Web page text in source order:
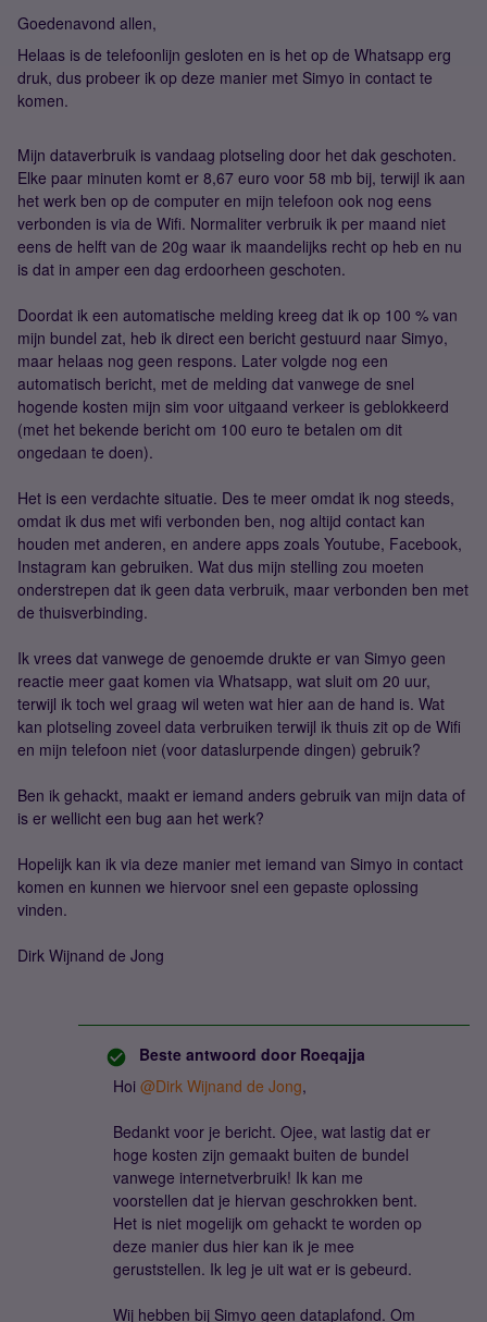
Goedenavond allen,
Helaas is de telefoonlijn gesloten en is het op de Whatsapp erg
druk, dus probeer ik op deze manier met Simyo in contact te
komen.
Mijn dataverbruik is vandaag plotseling door het dak geschoten.
Elke paar minuten komt er 8,67 euro voor 58 mb bij, terwijl ik aan
het werk ben op de computer en mijn telefoon ook nog eens
verbonden is via de Wifi. Normaliter verbruik ik per maand niet
eens de helft van de 20g waar ik maandelijks recht op heb en nu
is dat in amper een dag erdoorheen geschoten.
Doordat ik een automatische melding kreeg dat ik op 100 % van
mijn bundel zat, heb ik direct een bericht gestuurd naar Simyo,
maar helaas nog geen respons. Later volgde nog een
automatisch bericht, met de melding dat vanwege de snel
hogende kosten mijn sim voor uitgaand verkeer is geblokkeerd
(met het bekende bericht om 100 euro te betalen om dit
ongedaan te doen).
Het is een verdachte situatie. Des te meer omdat ik nog steeds,
omdat ik dus met wifi verbonden ben, nog altijd contact kan
houden met anderen, en andere apps zoals Youtube, Facebook,
Instagram kan gebruiken. Wat dus mijn stelling zou moeten
onderstrepen dat ik geen data verbruik, maar verbonden ben met
de thuisverbinding.
Ik vrees dat vanwege de genoemde drukte er van Simyo geen
reactie meer gaat komen via Whatsapp, wat sluit om 20 uur,
terwijl ik toch wel graag wil weten wat hier aan de hand is. Wat
kan plotseling zoveel data verbruiken terwijl ik thuis zit op de Wifi
en mijn telefoon niet (voor dataslurpende dingen) gebruik?
Ben ik gehackt, maakt er iemand anders gebruik van mijn data of
is er wellicht een bug aan het werk?
Hopelijk kan ik via deze manier met iemand van Simyo in contact
komen en kunnen we hiervoor snel een gepaste oplossing
vinden.
Dirk Wijnand de Jong
Beste antwoord door Roeqajja
Hoi @Dirk Wijnand de Jong,
Bedankt voor je bericht. Ojee, wat lastig dat er
hoge kosten zijn gemaakt buiten de bundel
vanwege internetverbruik! Ik kan me
voorstellen dat je hiervan geschrokken bent.
Het is niet mogelijk om gehackt te worden op
deze manier dus hier kan ik je mee
geruststellen. Ik leg je uit wat er is gebeurd.
Wij hebben bij Simyo geen dataplafond. Om